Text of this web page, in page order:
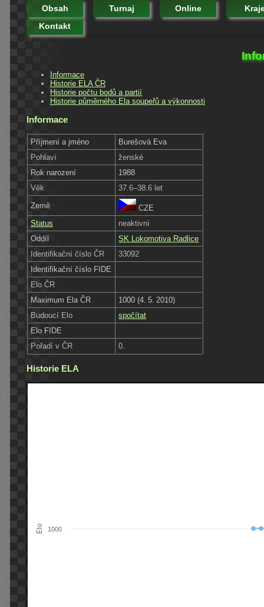
Obsah Turnaj Online
Kontakt
Informace
Historie ELA ČR
Historie počtu bodů a partií
Historie půměrného Ela soupeřů a výkonnosti
Informace
Příjmení a jméno
Burešová Eva
Pohlaví
ženské
Rok narození
1988
Věk
37.6–38.6 let
Země
CZE
Status
neaktivní
Oddíl
SK Lokomotiva Radlice
Identifikační číslo ČR
33092
Identifikační číslo FIDE
Elo ČR
Maximum Ela ČR
1000 (4. 5. 2010)
Budoucí Elo
spočítat
Elo FIDE
Pořadí v ČR
0.
Historie ELA
Elo 1000